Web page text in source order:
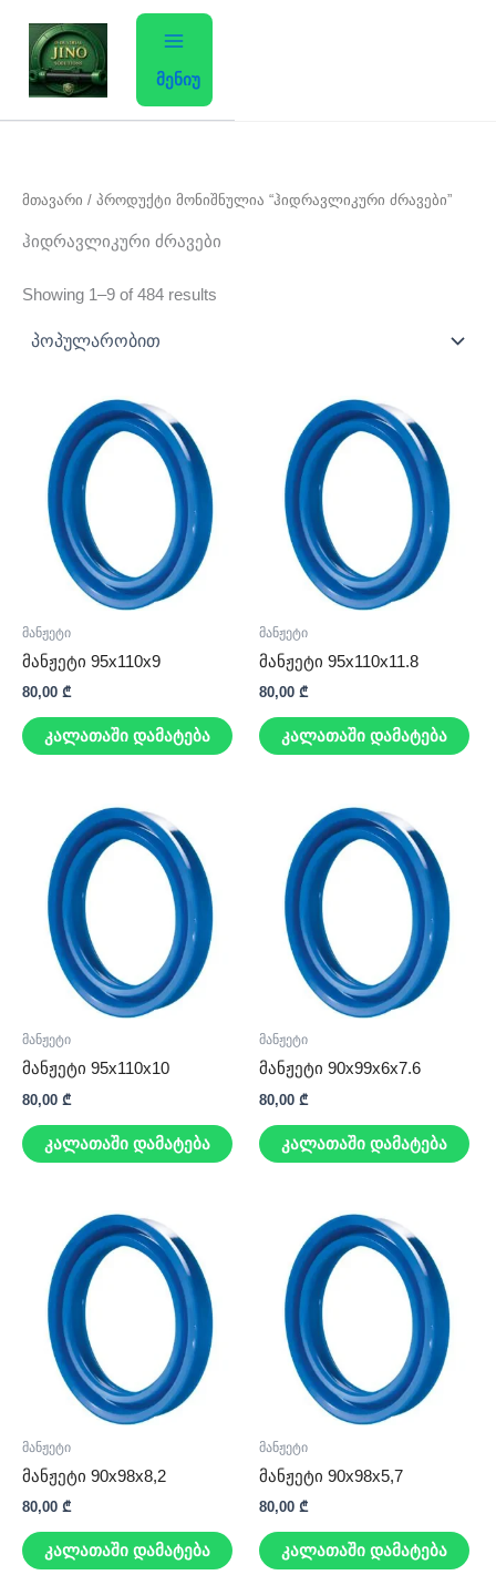
content
მენიუ
მთავარი / პროდუქტი მონიშნულია “ჰიდრავლიკური ძრავები”
ჰიდრავლიკური ძრავები
Showing 1–9 of 484 results
მანჟეტი
მანჟეტი 95x110x9
80,00 ₾
კალათაში დამატება
მანჟეტი
მანჟეტი 95x110x11.8
80,00 ₾
კალათაში დამატება
მანჟეტი
მანჟეტი 95x110x10
80,00 ₾
კალათაში დამატება
მანჟეტი
მანჟეტი 90x99x6x7.6
80,00 ₾
კალათაში დამატება
მანჟეტი
მანჟეტი 90x98x8,2
80,00 ₾
კალათაში დამატება
მანჟეტი
მანჟეტი 90x98x5,7
80,00 ₾
კალათაში დამატება